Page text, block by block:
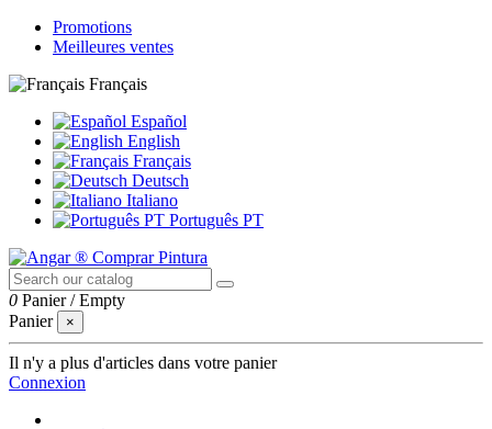
Promotions
Meilleures ventes
Français
Español
English
Français
Deutsch
Italiano
Português PT
0 Panier /Empty
Panier
×
Il n'y a plus d'articles dans votre panier
Connexion